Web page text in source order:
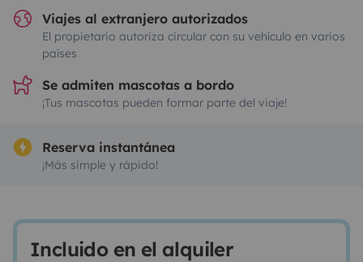
Viajes al extranjero autorizados
El propietario autoriza circular con su vehículo en varios
países
Se admiten mascotas a bordo
¡Tus mascotas pueden formar parte del viaje!
Reserva instantánea
¡Más simple y rápido!
Incluido en el alquiler